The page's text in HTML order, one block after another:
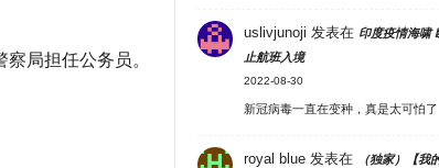
局担任公务员。
uslivjunoji 发表在 印度疫情海啸
止航班入境
2022-08-30
新冠病毒一直在变种，真是太可怕了
royal blue发表在
（独家）【我